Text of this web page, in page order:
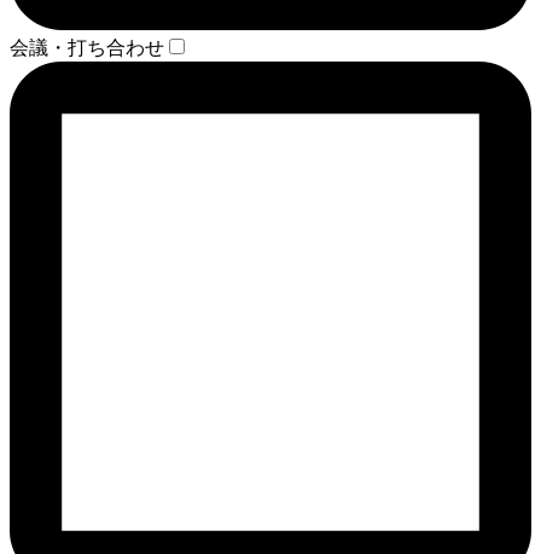
会議・打ち合わせ